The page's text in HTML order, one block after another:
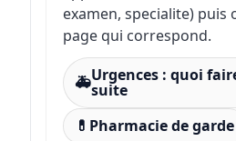
examen, specialite) puis
page qui correspond.
🚑Urgences : quoi
suite
💊 Pharmacie de garde